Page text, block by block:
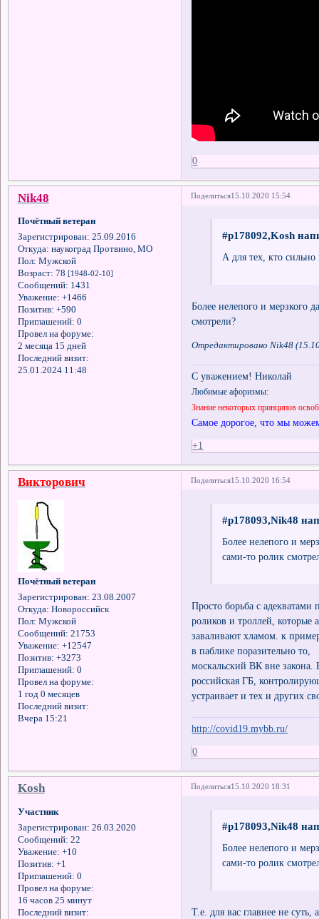
0
Поделиться15.10.2020 15:54
Nik48
Почётный ветеран
Зарегистрирован: 25.09.2016
Откуда: наукоград Протвино, МО
Пол: Мужской
Возраст: 78 [1948-02-10]
Сообщений: 1431
Уважение: +1466
Позитив: +590
Приглашений: 0
Провел на форуме:
2 месяца 15 дней
Последний визит:
25.01.2024 11:48
#p178092,Kosh
А для тех, кто
Более нелепого и
смотрели?
Отредактировано Nik48
С уважением! Николай
Любимые афоризмы:
Знание некоторых принципов
Самое дорогое, что мы
+1
Поделиться15.10.2020 16:54
Викторович
Почётный ветеран
Зарегистрирован: 23.08.2007
Откуда: Новороссийск
Пол: Мужской
Сообщений: 21753
Уважение: +12547
Позитив: +3273
Приглашений: 0
Провел на форуме:
1 год 0 месяцев
Последний визит:
Вчера 15:21
#p178093,Nik48
Более нелепого и
сами-то ролик
Просто борьба с
роликов и троллей,
заваливают хламом. к
в паблике поразительно то,
москальский ВК вне
российская ГБ,
устраивает и тех и других
http://covid19.mybb.ru/
0
Поделиться15.10.2020 18:31
Kosh
Участник
Зарегистрирован: 26.03.2020
Сообщений: 22
Уважение: +10
Позитив: +1
Приглашений: 0
Провел на форуме:
16 часов 25 минут
Последний визит:
#p178093,Nik48
Более нелепого и
сами-то ролик
Т.е. для вас главнее не суть,